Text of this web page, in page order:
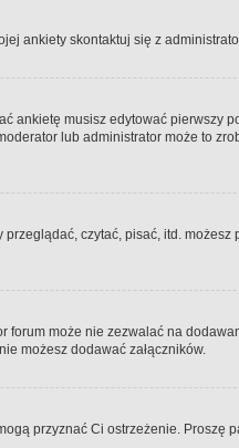
ankiety skontaktuj się z
musisz edytować pierwszy
lub administrator może to
czytać, pisać, itd.
może nie zezwalać na
możesz dodawać załączników.
przyznać Ci ostrzeżenie.